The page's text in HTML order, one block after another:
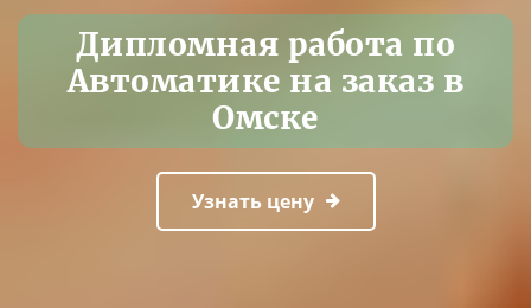
Дипломная работа по
Автоматике на заказ в
Омске
Узнать цену